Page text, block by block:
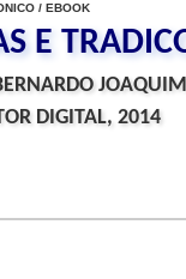
/ EBOOK
E
DIGITAL, 2014